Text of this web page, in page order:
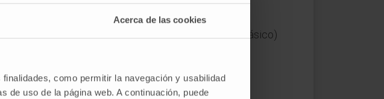
Acerca de las cookies
como permitir la navegación y usabilidad
de uso de la página web. A continuación, puede
en uno maligno?
a progresar con el tiempo hacia grado 3 (anaplásico)